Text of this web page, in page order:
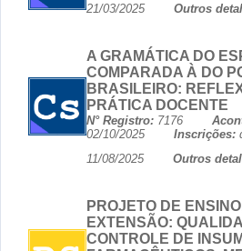
21/03/2025 Outros
A GRAMÁTICA DO
COMPARADA À DO
BRASILEIRO:
PRÁTICA DOCENTE
N° Registro: 7176
02/10/2025 Inscrições:
11/08/2025 Outros
PROJETO DE
EXTENSÃO:
CONTROLE DE